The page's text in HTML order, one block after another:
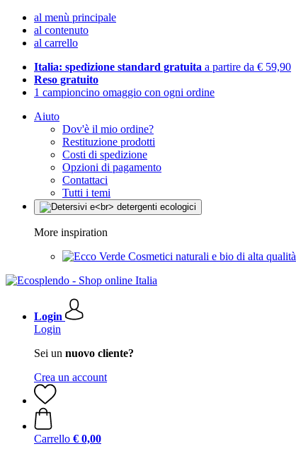
al menù principale
al contenuto
al carrello
Italia: spedizione standard gratuita a partire da € 59,90
Reso gratuito
1 campioncino omaggio con ogni ordine
Aiuto
Dov'è il mio ordine?
Restituzione prodotti
Costi di spedizione
Opzioni di pagamento
Contattaci
Tutti i temi
More inspiration
Cosmetici naturali e bio di alta qualità
Login
Login
Sei un nuovo cliente?
Crea un account
Carrello € 0,00